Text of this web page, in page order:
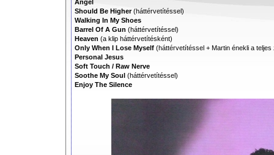
Angel
Should Be Higher(háttérvetítéssel)
Walking In My Shoes
Barrel Of A Gun (háttérvetítéssel)
Heaven (a klip háttérvetítésként)
Only When I Lose Myself (háttérvetítéssel + Martin énekli a
Personal Jesus
Soft Touch / Raw Nerve
Soothe My Soul (háttérvetítéssel)
Enjoy The Silence